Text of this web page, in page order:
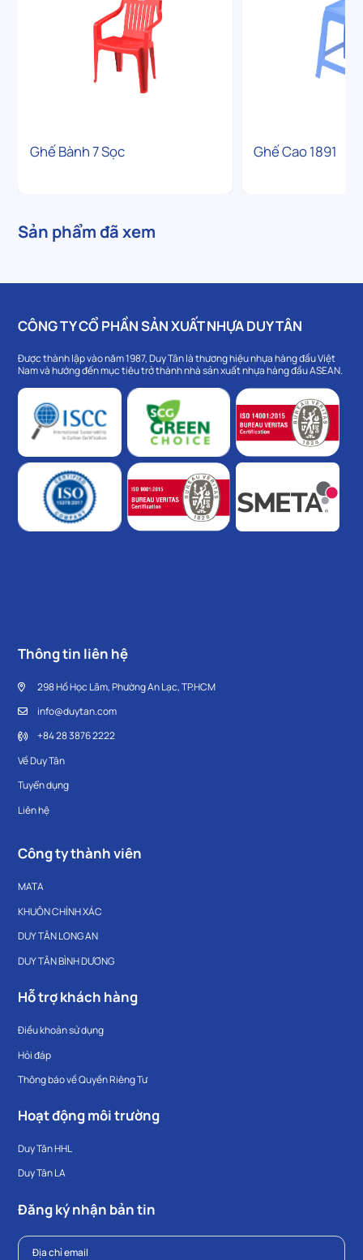
Ghế Bành 7 Sọc Ghế Cao 1891
Sản phẩm đã xem
CÔNG TY CỔ PHẦN SẢN XUẤT NHỰA DUY TÂN
Được thành lập vào năm 1987, Duy Tân là thương hiệu nhựa hàng đầu Việt
Nam và hướng đến mục tiêu trở thành nhà sản xuất nhựa hàng đầu ASEAN.
Thông tin liên hệ
298 Hồ Học Lãm, Phường An Lạc, TP.HCM
info@duytan.com
+84 28 3876 2222
Về Duy Tân
Tuyển dụng
Liên hệ
Công ty thành viên
MATA
KHUÔN CHÍNH XÁC
DUY TÂN LONG AN
DUY TÂN BÌNH DƯƠNG
Hỗ trợ khách hàng
Điều khoản sử dụng
Hỏi đáp
Thông báo về Quyền Riêng Tư
Hoạt động môi trường
Duy Tân HHL
Duy Tân LA
Đăng ký nhận bản tin